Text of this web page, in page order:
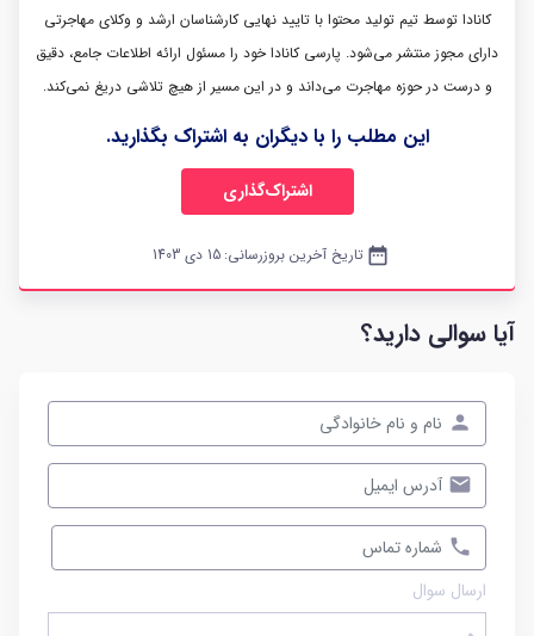
کانادا توسط تیم تولید محتوا با تایید نهایی کارشناسان ارشد و وکلای مهاجرتی
دارای مجوز منتشر می‌شود. پارسی کانادا خود را مسئول ارائه اطلاعات جامع، دقیق
و درست در حوزه مهاجرت می‌داند و در این مسیر از هیچ تلاشی دریغ نمی‌کند.
این مطلب را با دیگران به اشتراک بگذارید.
اشتراک‌گذاری
date_range تاریخ آخرین بروزرسانی: 15 دی 1403
آیا سوالی دارید؟
ارسال سوال